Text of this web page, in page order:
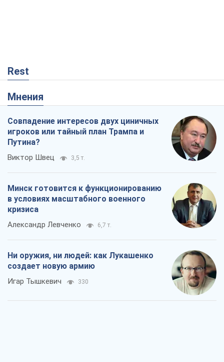
Rest
Мнения
Совпадение интересов двух циничных
игроков или тайный план Трампа и
Путина?
Виктор Швец 3,5 т.
Минск готовится к функционированию
в условиях масштабного военного
кризиса
Александр Левченко 6,7 т.
Ни оружия, ни людей: как Лукашенко
создает новую армию
Игар Тышкевич 330